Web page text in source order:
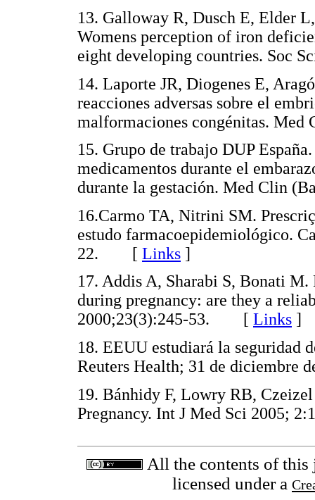
13. Galloway R, Dusch E, Elder
Womens perception of iron
eight developing countries.
14. Laporte JR, Diogenes E,
reacciones adversas sobre el
malformaciones congénitas.
15. Grupo de trabajo DUP
medicamentos durante el
durante la gestación. Med Clin
16.Carmo TA, Nitrini SM.
estudo farmacoepidemiológico.
22. [ Links ]
17. Addis A, Sharabi S, Bonati
during pregnancy: are they a
2000;23(3):245-53. [ Links ]
18. EEUU estudiará la seguridad
Reuters Health; 31 de
19. Bánhidy F, Lowry RB,
Pregnancy. Int J Med Sci
All the contents of this
licensed under a